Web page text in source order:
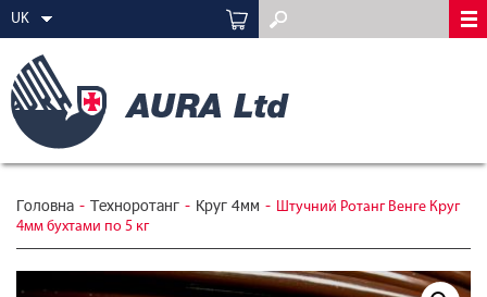
UK
Головна - Техноротанг - Круг 4мм - Штучний Ротанг Венге Круг
4мм бухтами по 5 кг